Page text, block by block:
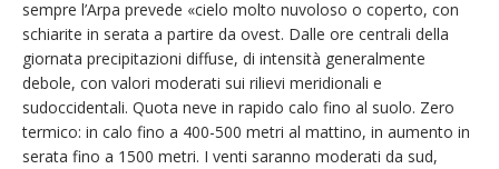
sempre l’Arpa prevede «cielo molto nuvoloso o coperto, con
schiarite in serata a partire da ovest. Dalle ore centrali della
giornata precipitazioni diffuse, di intensità generalmente
debole, con valori moderati sui rilievi meridionali e
sudoccidentali. Quota neve in rapido calo fino al suolo. Zero
termico: in calo fino a 400-500 metri al mattino, in aumento in
serata fino a 1500 metri. I venti saranno moderati da sud,